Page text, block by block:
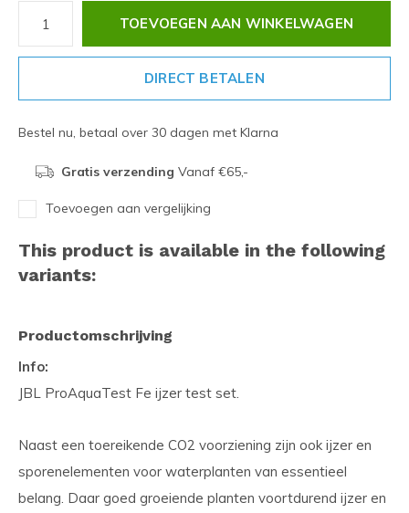
TOEVOEGEN AAN WINKELWAGEN
DIRECT BETALEN
Bestel nu, betaal over 30 dagen met Klarna
Gratis verzending Vanaf €65,-
Toevoegen aan vergelijking
This product is available in the following
variants:
Productomschrijving
Info:
JBL ProAquaTest Fe ijzer test set.
Naast een toereikende CO2 voorziening zijn ook ijzer en
sporenelementen voor waterplanten van essentieel
belang. Daar goed groeiende planten voortdurend ijzer en